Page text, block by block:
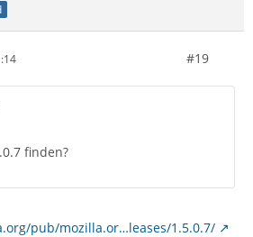
#19
finden?
pub/mozilla.or…leases/1.5.0.7/